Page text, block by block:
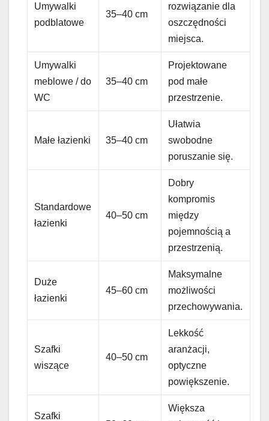
Umywalki
podblatowe
35–40 cm
rozwiązanie dla
oszczędności
miejsca.
Umywalki
meblowe / do
WC
35–40 cm
Projektowane
pod małe
przestrzenie.
Małe łazienki 35–40 cm
Ułatwia
swobodne
poruszanie się.
Standardowe
łazienki
40–50 cm
Dobry
kompromis
między
pojemnością a
przestrzenią.
Duże
łazienki
45–60 cm
Maksymalne
możliwości
przechowywania.
Szafki
wiszące
40–50 cm
Lekkość
aranżacji,
optyczne
powiększenie.
Szafki
Większa